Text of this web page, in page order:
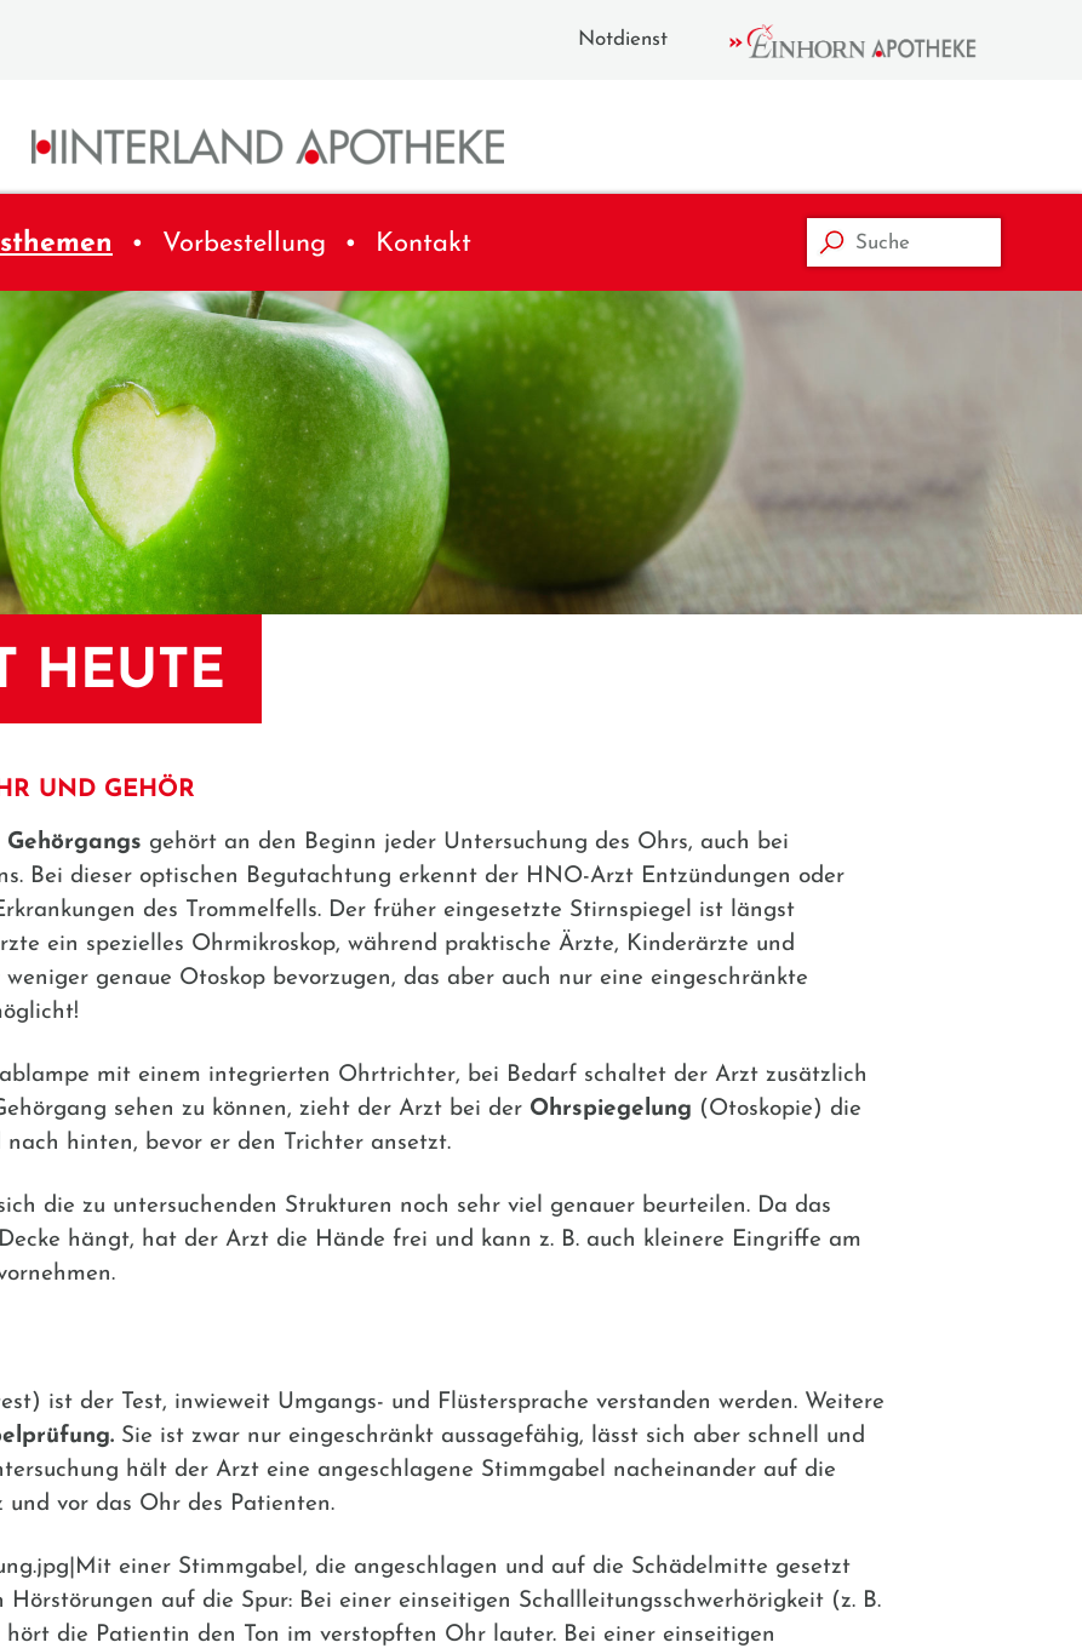
Notdienst
Vorbestellung Kontakt
HEUTE
UND GEHÖR
gehört an den Beginn jeder Untersuchung des Ohrs, auch bei
Bei dieser optischen Begutachtung erkennt der HNO-Arzt Entzündungen oder
des Trommelfells. Der früher eingesetzte Stirnspiegel ist längst
ein spezielles Ohrmikroskop, während praktische Ärzte, Kinderärzte und
genaue Otoskop bevorzugen, das aber auch nur eine eingeschränkte
mit einem integrierten Ohrtrichter, bei Bedarf schaltet der Arzt zusätzlich
sehen zu können, zieht der Arzt bei der Ohrspiegelung (Otoskopie) die
hinten, bevor er den Trichter ansetzt.
die zu untersuchenden Strukturen noch sehr viel genauer beurteilen. Da das
hängt, hat der Arzt die Hände frei und kann z. B. auch kleinere Eingriffe am
ist der Test, inwieweit Umgangs- und Flüstersprache verstanden werden. Weitere
Sie ist zwar nur eingeschränkt aussagefähig, lässt sich aber schnell und
hält der Arzt eine angeschlagene Stimmgabel nacheinander auf die
vor das Ohr des Patienten.
einer Stimmgabel, die angeschlagen und auf die Schädelmitte gesetzt
auf die Spur: Bei einer einseitigen Schallleitungsschwerhörigkeit (z. B.
die Patientin den Ton im verstopften Ohr lauter. Bei einer einseitigen